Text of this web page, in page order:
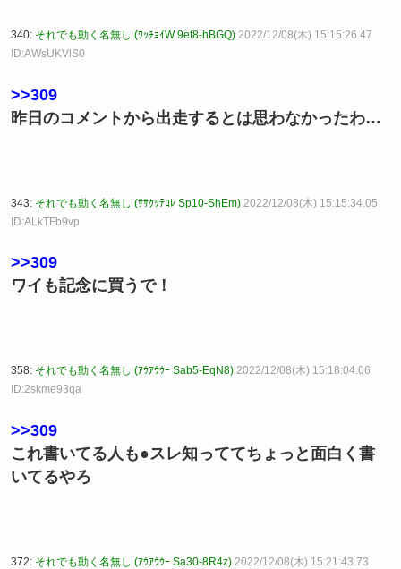
340: それでも動く名無し (ﾜｯﾁｮｲW 9ef8-hBGQ) 2022/12/08(木) 15:15:26.47
ID:AWsUKVlS0
>>309
昨日のコメントから出走するとは思わなかったわ…
343: それでも動く名無し (ｻｻｸｯﾃﾛﾚ Sp10-ShEm) 2022/12/08(木) 15:15:34.05
ID:ALkTFb9vp
>>309
ワイも記念に買うで！
358: それでも動く名無し (ｱｳｱｳｳｰ Sab5-EqN8) 2022/12/08(木) 15:18:04.06
ID:2skme93qa
>>309
これ書いてる人も●スレ知っててちょっと面白く書
いてるやろ
372: それでも動く名無し (ｱｳｱｳｳｰ Sa30-8R4z) 2022/12/08(木) 15:21:43.73